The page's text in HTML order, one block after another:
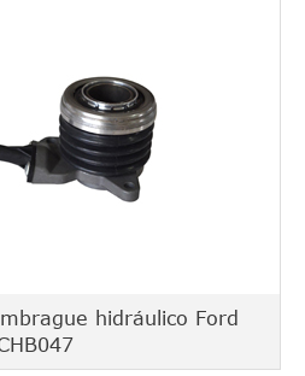
hidráulico Ford